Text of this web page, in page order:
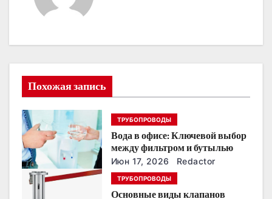
ц
я
п
о
з
Похожая запись
ТРУБОПРОВОДЫ
Вода в офисе: Ключевой выбор
между фильтром и бутылью
Июн 17, 2026 Redactor
ТРУБОПРОВОДЫ
Основные виды клапанов